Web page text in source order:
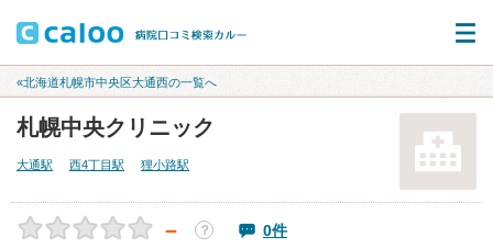
«北海道札幌市中央区大通西の一覧へ
札幌中央クリニック
大通駅 西4丁目駅 狸小路駅
－ ？ 0件